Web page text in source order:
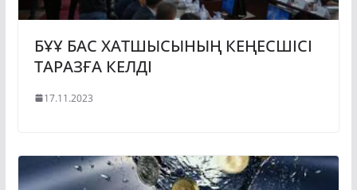
БҰҰ БАС ХАТШЫСЫНЫҢ КЕҢЕСШІСІ
ТАРАЗҒА КЕЛДІ
17.11.2023